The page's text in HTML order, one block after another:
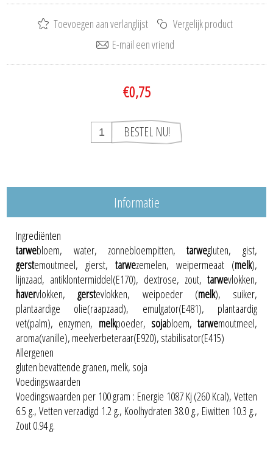
€0,75
Informatie
Ingrediënten
tarwebloem, water, zonnebloempitten,tarwegluten, gist,
gerstemoutmeel, gierst, tarwezemelen, weipermeaat (melk),
lijnzaad, antiklontermiddel(E170), dextrose, zout, tarwevlokken,
havervlokken, gerstevlokken, weipoeder (melk), suiker,
plantaardige olie(raapzaad), emulgator(E481), plantaardig
vet(palm), enzymen, melkpoeder, sojabloem, tarwemoutmeel,
aroma(vanille), meelverbeteraar(E920), stabilisator(E415)
Allergenen
gluten bevattende granen, melk, soja
Voedingswaarden
Voedingswaarden per 100 gram : Energie 1087 Kj (260 Kcal), Vetten
6.5 g., Vetten verzadigd 1.2 g., Koolhydraten 38.0 g., Eiwitten 10.3 g.,
Zout 0.94 g.